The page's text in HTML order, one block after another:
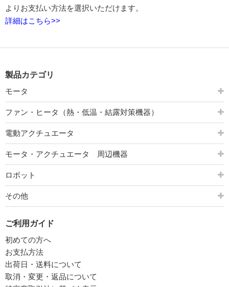
よりお支払い方法を選択いただけます。
詳細はこちら>>
製品カテゴリ
モータ
ファン・ヒータ（熱・低温・結露対策機器）
電動アクチュエータ
モータ・アクチュエータ 周辺機器
ロボット
その他
ご利用ガイド
初めての方へ
お支払方法
出荷日・送料について
取消・変更・返品について